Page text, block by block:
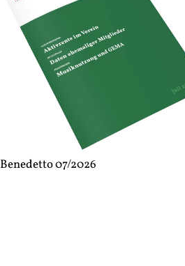
Benedetto 07/2026